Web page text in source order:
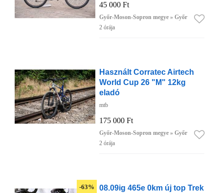
45 000 Ft
Győr-Moson-Sopron megye » Győr
2 órája
Használt Corratec Airtech
World Cup 26 "M" 12kg
eladó
mtb
175 000 Ft
Győr-Moson-Sopron megye » Győr
2 órája
-63%
08.09ig 465e 0km új top Trek